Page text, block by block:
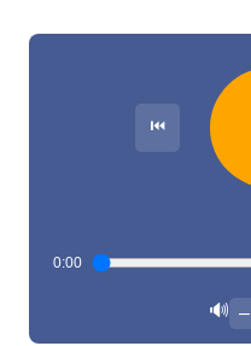
⏮
0:00
🔊 –